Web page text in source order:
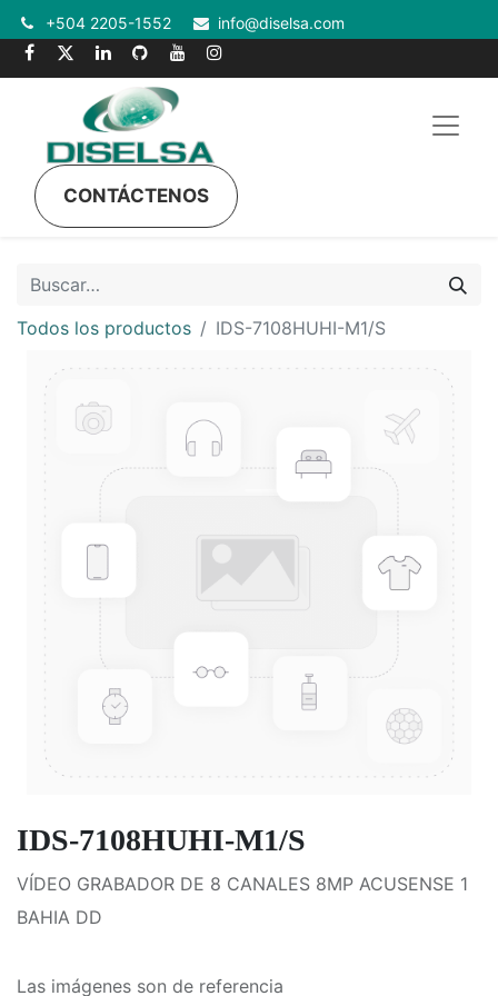
+504 2205-1552 info@diselsa.com
CONTÁCTENOS
Todos los productos IDS-7108HUHI-M1/S
IDS-7108HUHI-M1/S
VÍDEO GRABADOR DE 8 CANALES 8MP ACUSENSE 1
BAHIA DD
Las imágenes son de referencia